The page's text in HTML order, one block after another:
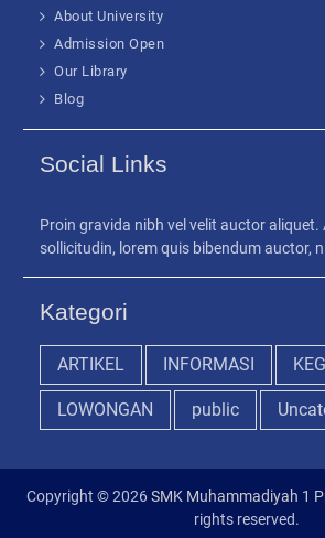
About University
Admission Open
Our Library
Blog
Social Links
Proin gravida nibh vel velit auctor aliquet.
sollicitudin, lorem quis bibendum auctor,
Kategori
ARTIKEL INFORMASI
LOWONGAN public
Copyright © 2026SMK Muhammadiyah 1
rights reserved.